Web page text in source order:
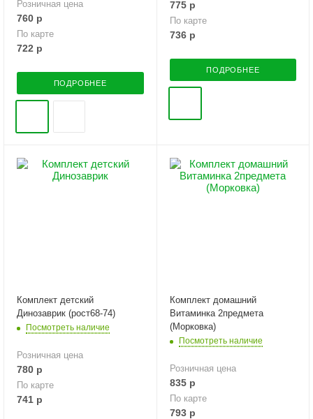
Розничная цена
760 р
По карте
722 р
ПОДРОБНЕЕ
775р
По карте
736р
ПОДРОБНЕЕ
Комплект детский
Динозаврик (рост68-74)
Посмотреть наличие
Розничная цена
780 р
По карте
741 р
Комплект домашний
Витаминка 2предмета
(Морковка)
Посмотреть наличие
Розничная цена
835р
По карте
793р